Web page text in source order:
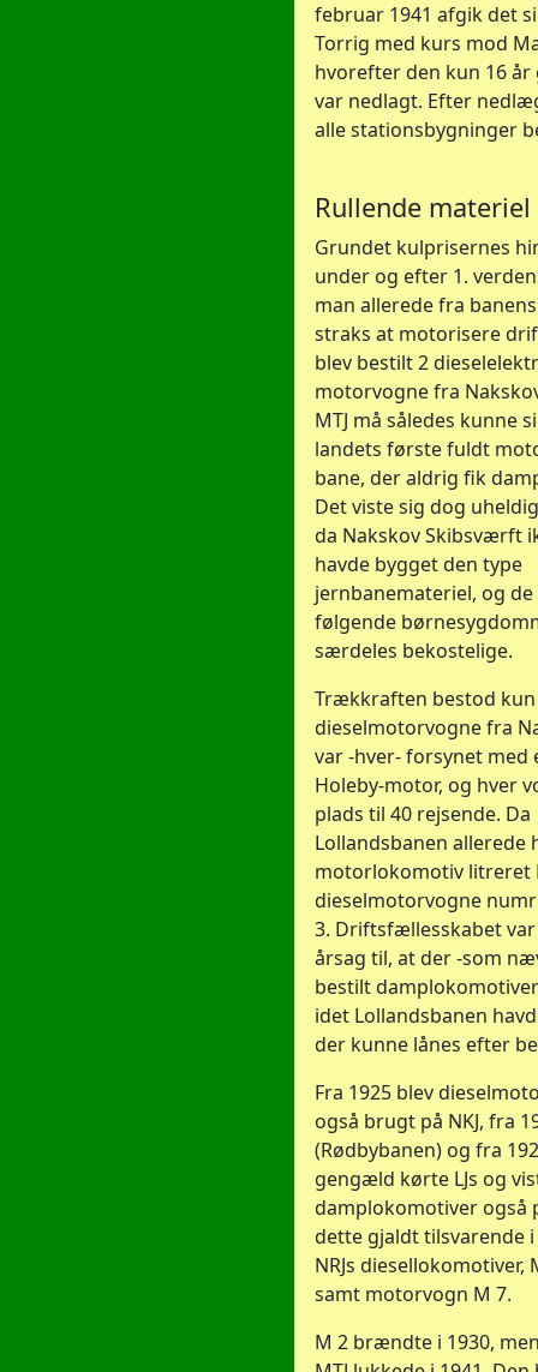
februar 1941 afgik det
Torrig med kurs mod
hvorefter den kun 16 år
var nedlagt. Efter
alle stationsbygninger
Rullende materiel
Grundet kulprisernes
under og efter 1.
man allerede fra
straks at motorisere
blev bestilt 2
motorvogne fra
MTJ må således kunne
landets første fuldt
bane, der aldrig fik
Det viste sig dog
da Nakskov Skibsværft
havde bygget den type
jernbanemateriel, og
følgende
særdeles bekostelige.
Trækkraften bestod kun
dieselmotorvogne fra
var -hver- forsynet med
Holeby-motor, og hver
plads til 40 rejsende. Da
Lollandsbanen allerede
motorlokomotiv litreret
dieselmotorvogne
3. Driftsfællesskabet
årsag til, at der -som
bestilt
idet Lollandsbanen
der kunne lånes efter
Fra 1925 blev
også brugt på NKJ, fra
(Rødbybanen) og fra
gengæld kørte LJs og
damplokomotiver også
dette gjaldt tilsvarende
NRJs diesellokomotiver,
samt motorvogn M 7.
M 2 brændte i 1930,